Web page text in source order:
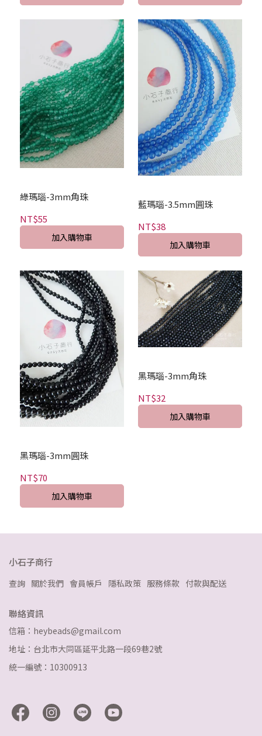
綠瑪瑙-3mm角珠
NT$55
加入購物車
藍瑪瑙-3.5mm圓珠
NT$38
加入購物車
黑瑪瑙-3mm圓珠
NT$70
加入購物車
黑瑪瑙-3mm角珠
NT$32
加入購物車
小石子商行
查詢 關於我們 會員帳戶 隱私政策 服務條款 付款與配送
聯絡資訊
信箱：heybeads@gmail.com
地址：台北市大同區延平北路一段69巷2號
統一編號：10300913